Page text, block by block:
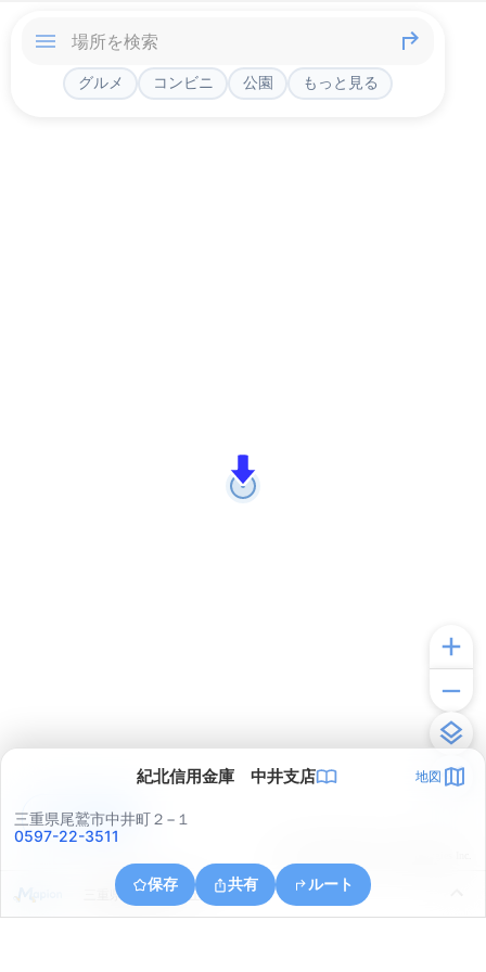
グルメ コンビニ 公園 もっと見る
紀北信用金庫 中井支店 地図
三重県尾鷲市中井町２−１
0597-22-3511
保存 共有 ルート
三重県尾鷲市桂ヶ丘
アプリで見る